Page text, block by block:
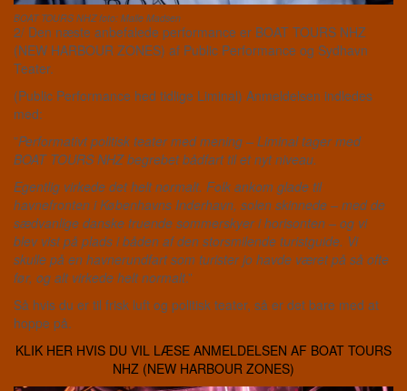
BOAT TOURS NHZ foto: Malle Madsen
2/ Den næste anbefalede performance er BOAT TOURS NHZ
(NEW HARBOUR ZONES) af Public Performance og Sydhavn
Teater.
(Public Performance hed tidlige Liminal) Anmeldelsen indledes
med:
”Performativt politisk teater med mening – Liminal tager med
BOAT TOURS NHZ begrebet bådfart til et nyt niveau.
Egentlig virkede det helt normalt. Folk ankom glade til
havnefronten i Københavns Inderhavn, solen skinnede – med de
sædvanlige danske truende sommerskyer i horisonten – og vi
blev vist på plads i båden af den storsmilende turistguide. Vi
skulle på en havnerundfart som turister jo havde været på så ofte
før, og alt virkede helt normalt.”
Så hvis du er til frisk luft og politisk teater, så er det bare med at
hoppe på.
KLIK HER HVIS DU VIL LÆSE ANMELDELSEN AF BOAT TOURS
NHZ (NEW HARBOUR ZONES)